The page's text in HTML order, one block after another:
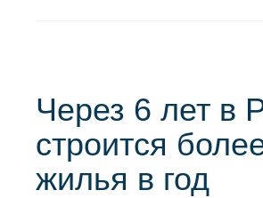
Через 6 лет в
строится
жилья в год